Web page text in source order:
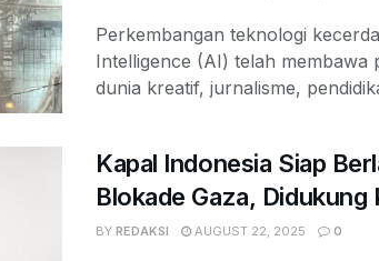
Perkembangan teknologi
Intelligence (AI) telah membawa
dunia kreatif, jurnalisme,
Kapal Indonesia Siap
Blokade Gaza, Didukung
BY REDAKSI AUGUST 22, 2025 0